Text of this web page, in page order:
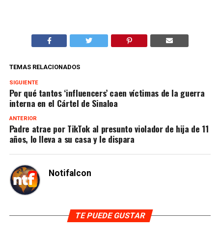
TEMAS RELACIONADOS
SIGUIENTE
Por qué tantos ‘influencers’ caen víctimas de la guerra
interna en el Cártel de Sinaloa
ANTERIOR
Padre atrae por TikTok al presunto violador de hija de 11
años, lo lleva a su casa y le dispara
Notifalcon
TE PUEDE GUSTAR